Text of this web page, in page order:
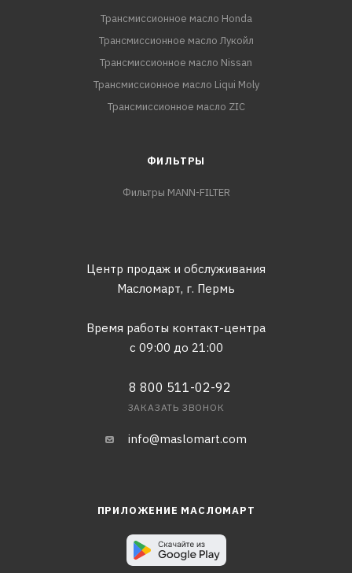
Трансмиссионное масло Honda
Трансмиссионное масло Лукойл
Трансмиссионное масло Nissan
Трансмиссионное масло Liqui Moly
Трансмиссионное масло ZIC
ФИЛЬТРЫ
Фильтры MANN-FILTER
Центр продаж и обслуживания
Масломарт, г. Пермь
Время работы контакт-центра
с 09:00 до 21:00
8 800 511-02-92
ЗАКАЗАТЬ ЗВОНОК
info@maslomart.com
ПРИЛОЖЕНИЕ МАСЛОМАРТ